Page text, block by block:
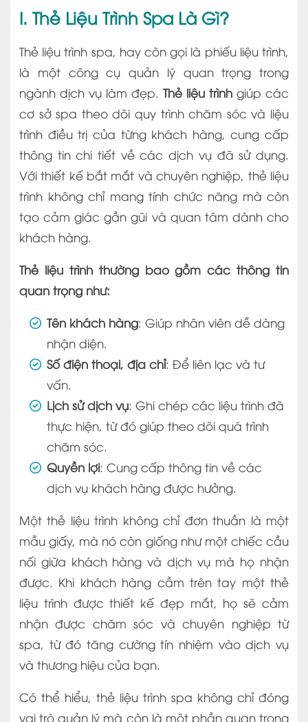
I. Thẻ Liệu Trình Spa Là Gì?
Thẻ liệu trình spa, hay còn gọi là phiếu liệu trình,
là một công cụ quản lý quan trọng trong
ngành dịch vụ làm đẹp. Thẻ liệu trình giúp các
cơ sở spa theo dõi quy trình chăm sóc và liệu
trình điều trị của từng khách hàng, cung cấp
thông tin chi tiết về các dịch vụ đã sử dụng.
Với thiết kế bắt mắt và chuyên nghiệp, thẻ liệu
trình không chỉ mang tính chức năng mà còn
tạo cảm giác gần gũi và quan tâm dành cho
khách hàng.
Thẻ liệu trình thường bao gồm các thông tin
quan trọng như:
Tên khách hàng: Giúp nhân viên dễ dàng
nhận diện.
Số điện thoại, địa chỉ: Để liên lạc và tư
vấn.
Lịch sử dịch vụ: Ghi chép các liệu trình đã
thực hiện, từ đó giúp theo dõi quá trình
chăm sóc.
Quyền lợi: Cung cấp thông tin về các
dịch vụ khách hàng được hưởng.
Một thẻ liệu trình không chỉ đơn thuần là một
mẫu giấy, mà nó còn giống như một chiếc cầu
nối giữa khách hàng và dịch vụ mà họ nhận
được. Khi khách hàng cầm trên tay một thẻ
liệu trình được thiết kế đẹp mắt, họ sẽ cảm
nhận được chăm sóc và chuyên nghiệp từ
spa, từ đó tăng cường tín nhiệm vào dịch vụ
và thương hiệu của bạn.
Có thể hiểu, thẻ liệu trình spa không chỉ đóng
vai trò quản lý mà còn là một phần quan trọng